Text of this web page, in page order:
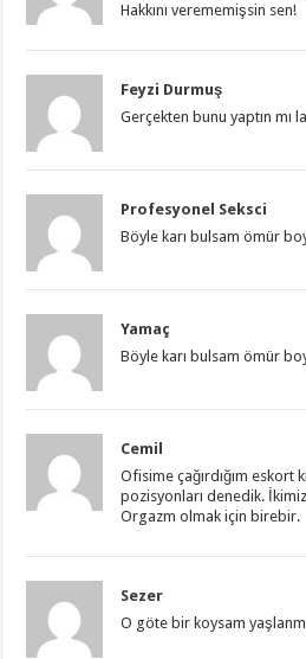
Hakkını verememişsin sen!
Feyzi Durmuş
Gerçekten bunu yaptın mı
Profesyonel Seksci
Böyle karı bulsam ömür
Yamaç
Böyle karı bulsam ömür
Cemil
Ofisime çağırdığım eskort
pozisyonları denedik.
Orgazm olmak için birebir.
Sezer
O göte bir koysam